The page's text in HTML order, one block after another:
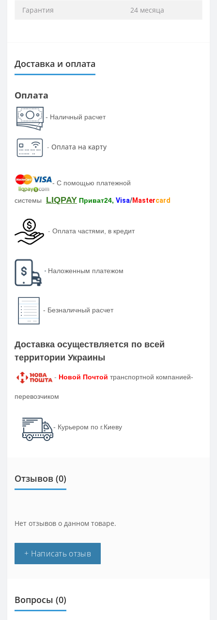
Гарантия 24 месяца
Доставка и оплата
Оплата
- Наличный расчет
- Оплата на карту
- С помощью платежной
системы LIQPAY Приват24, Visa/Mastercard
- Оплата частями, в кредит
- Наложенным платежом
- Безналичный расчет
Доставка осуществляется по всей
территории Украины
- Новой Почтой транспортной компанией-
перевозчиком
- Курьером по г.Киеву
Отзывов (0)
Нет отзывов о данном товаре.
+ Написать отзыв
Вопросы (0)